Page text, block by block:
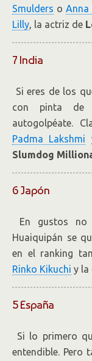
Smulders o Anna
Lilly, la actriz de
7 India
Si eres de los
con pinta de
autogolpéate.
Padma Lakshmi
Slumdog
6 Japón
En gustos no
Huaiquipán se
en el ranking
Rinko Kikuchi y la
5 España
Si lo primero
entendible. Pero